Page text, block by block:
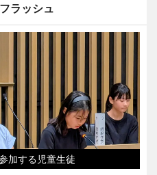
ラッシュ
加する児童生徒